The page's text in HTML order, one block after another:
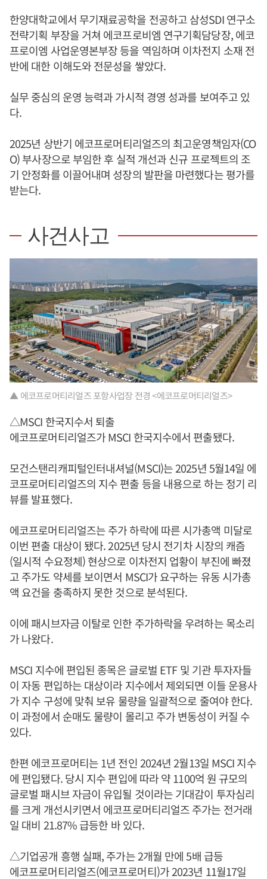
한양대학교에서 무기재료공학을 전공하고 삼성SDI 연구소
전략기획 부장을 거쳐 에코프로비엠 연구기획담당장, 에코
프로이엠 사업운영본부장 등을 역임하며 이차전지 소재 전
반에 대한 이해도와 전문성을 쌓았다.
실무 중심의 운영 능력과 가시적 경영 성과를 보여주고 있
다.
2025년 상반기 에코프로머티리얼즈의 최고운영책임자(CO
O) 부사장으로 부임한 후 실적 개선과 신규 프로젝트의 조
기 안정화를 이끌어내며 성장의 발판을 마련했다는 평가를
받는다.
사건사고
▲ 에코프로머티리얼즈 포항사업장 전경 <에코프로머티리얼즈>
△MSCI 한국지수서 퇴출
에코프로머티리얼즈가 MSCI 한국지수에서 편출됐다.
모건스탠리캐피털인터내셔널(MSCI)는 2025년 5월14일 에
코프로머티리얼즈의 지수 편출 등을 내용으로 하는 정기 리
뷰를 발표했다.
에코프로머티리얼즈는 주가 하락에 따른 시가총액 미달로
이번 편출 대상이 됐다. 2025년 당시 전기차 시장의 캐즘
(일시적 수요정체) 현상으로 이차전지 업황이 부진에 빠졌
고 주가도 약세를 보이면서 MSCI가 요구하는 유동 시가총
액 요건을 충족하지 못한 것으로 분석된다.
이에 패시브자금 이탈로 인한 주가하락을 우려하는 목소리
가 나왔다.
MSCI 지수에 편입된 종목은 글로벌 ETF 및 기관 투자자들
이 자동 편입하는 대상이라 지수에서 제외되면 이들 운용사
가 지수 구성에 맞춰 보유 물량을 일괄적으로 줄여야 한다.
이 과정에서 순매도 물량이 몰리고 주가 변동성이 커질 수
있다.
한편 에코프로머티는 1년 전인 2024년 2월13일 MSCI 지수
에 편입됐다. 당시 지수 편입에 따라 약 1100억 원 규모의
글로벌 패시브 자금이 유입될 것이라는 기대감이 투자심리
를 크게 개선시키면서 에코프로머티리얼즈 주가는 전거래
일 대비 21.87% 급등한 바 있다.
△기업공개 흥행 실패, 주가는 2개월 만에 5배 급등
에코프로머티리얼즈(에코프로머티)가 2023년 11월17일